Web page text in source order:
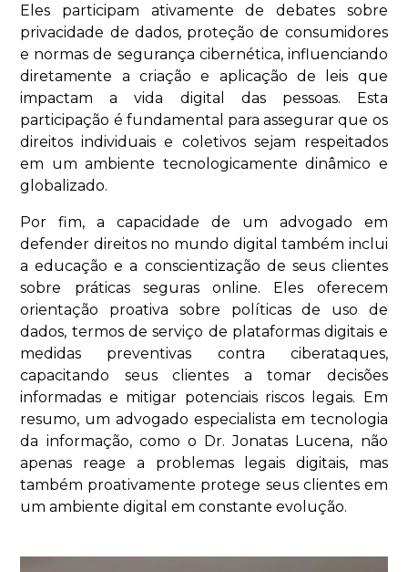
Eles participam ativamente de debates sobre
privacidade de dados, proteção de consumidores
e normas de segurança cibernética, influenciando
diretamente a criação e aplicação de leis que
impactam a vida digital das pessoas. Esta
participação é fundamental para assegurar que os
direitos individuais e coletivos sejam respeitados
em um ambiente tecnologicamente dinâmico e
globalizado.
Por fim, a capacidade de um advogado em
defender direitos no mundo digital também inclui
a educação e a conscientização de seus clientes
sobre práticas seguras online. Eles oferecem
orientação proativa sobre políticas de uso de
dados, termos de serviço de plataformas digitais e
medidas preventivas contra ciberataques,
capacitando seus clientes a tomar decisões
informadas e mitigar potenciais riscos legais. Em
resumo, um advogado especialista em tecnologia
da informação, como o Dr. Jonatas Lucena, não
apenas reage a problemas legais digitais, mas
também proativamente protege seus clientes em
um ambiente digital em constante evolução.